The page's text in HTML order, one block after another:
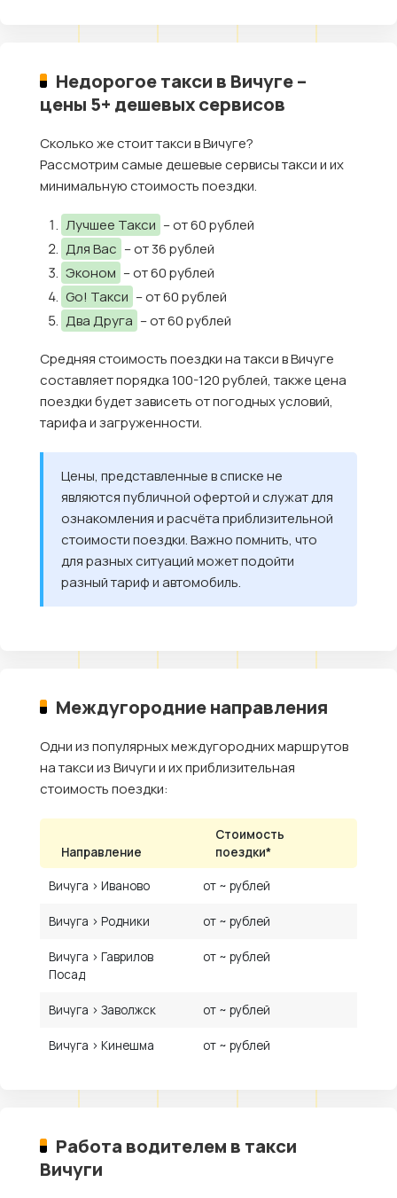
Недорогое такси в Вичуге –
цены 5+ дешевых сервисов
Сколько же стоит такси в Вичуге?
Рассмотрим самые дешевые сервисы такси и их
минимальную стоимость поездки.
Лучшее Такси – от 60 рублей
Для Вас – от 36 рублей
Эконом – от 60 рублей
Go! Такси – от 60 рублей
Два Друга – от 60 рублей
Средняя стоимость поездки на такси в Вичуге
составляет порядка 100-120 рублей, также цена
поездки будет зависеть от погодных условий,
тарифа и загруженности.
Цены, представленные в списке не
являются публичной офертой и служат для
ознакомления и расчёта приблизительной
стоимости поездки. Важно помнить, что
для разных ситуаций может подойти
разный тариф и автомобиль.
Междугородние направления
Одни из популярных междугородних маршрутов
на такси из Вичуги и их приблизительная
стоимость поездки:
Направление
Стоимость
поездки*
Вичуга › Иваново от ~ рублей
Вичуга › Родники от ~ рублей
Вичуга › Гаврилов
Посад
от ~ рублей
Вичуга › Заволжск от ~ рублей
Вичуга › Кинешма от ~ рублей
Работа водителем в такси
Вичуги